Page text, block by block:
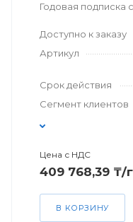
Годовая подписка
Доступно к заказу
Артикул
Срок действия
Сегмент клиентов
Цена с НДС
409 768,39 ₸/
В КОРЗИНУ